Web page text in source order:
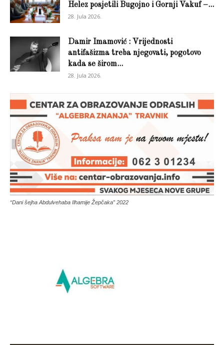
Helez posjetili Bugojno i Gornji Vakuf –...
28. Jula 2026.
Damir Imamović : Vrijednosti
antifašizma treba njegovati, pogotovo
kada se širom...
28. Jula 2026.
“Dani šejha Abdulvehaba Ilhamije Žepčaka” 2022